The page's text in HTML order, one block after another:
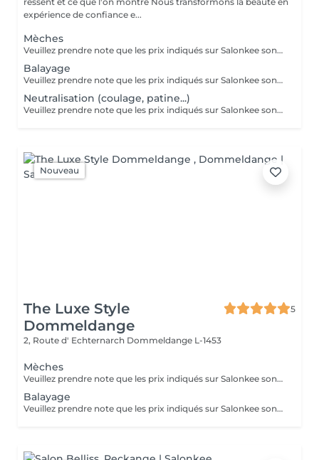
expérience de confiance e...
Mèches
Veuillez prendre note que les prix indiqués sur Salonkee sont communiqués à titre informatif et s'entendent de base. Ces derniers sont susceptibles de varier selon le diagnostic réalisé à votre arrivée au salon et l'expertise du professionnel à qui vous confiez votre beauté. Dans tous les cas, un devis précis vous sera proposé et toutes réalisations de prestations seront effectuées avec votre accord. Un grand merci d'avance pour votre compréhension. Au plaisir de vous recevoir très vite.
Balayage
Veuillez prendre note que les prix indiqués sur Salonkee sont communiqués à titre informatif et s'entendent de base. Ces derniers sont susceptibles de varier selon le diagnostic réalisé à votre arrivée au salon et l'expertise du professionnel à qui vous confiez votre beauté. Dans tous les cas, un devis précis vous sera proposé et toutes réalisations de prestations seront effectuées avec votre accord. Un grand merci d'avance pour votre compréhension. Au plaisir de vous recevoir très vite.
Neutralisation (coulage, patine...)
Veuillez prendre note que les prix indiqués sur Salonkee sont communiqués à titre informatif et s'entendent de base. Ces derniers sont susceptibles de varier selon le diagnostic réalisé à votre arrivée au salon et l'expertise du professionnel à qui vous confiez votre beauté. Dans tous les cas, un devis précis vous sera proposé et toutes réalisations de prestations seront effectuées avec votre accord. Un grand merci d'avance pour votre compréhension. Au plaisir de vous recevoir très vite.
Nouveau
The Luxe Style
Dommeldange
5
2, Route d' Echternarch Dommeldange L-1453
Mèches
Veuillez prendre note que les prix indiqués sur Salonkee sont communiqués à titre informatif et s'entendent de base. Ces derniers sont susceptibles de varier selon le diagnostic réalisé à votre arrivée au salon et l'expertise du professionnel à qui vous confiez votre beauté. Dans tous les cas, un devis précis vous sera proposé et toutes réalisations de prestations seront effectuées avec votre accord. Un grand merci d'avance pour votre compréhension. Au plaisir de vous recevoir très vite.
Balayage
Veuillez prendre note que les prix indiqués sur Salonkee sont communiqués à titre informatif et s'entendent de base. Ces derniers sont susceptibles de varier selon le diagnostic réalisé à votre arrivée au salon et l'expertise du professionnel à qui vous confiez votre beauté. Dans tous les cas, un devis précis vous sera proposé et toutes réalisations de prestations seront effectuées avec votre accord. Un grand merci d'avance pour votre compréhension. Au plaisir de vous recevoir très vite.